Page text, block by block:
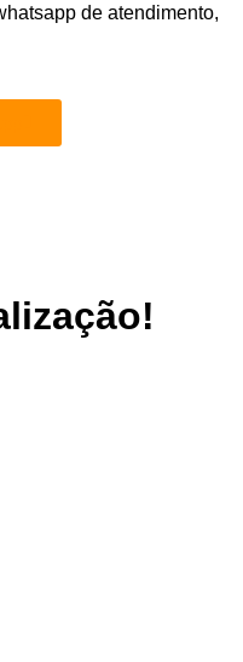
de atendimento,